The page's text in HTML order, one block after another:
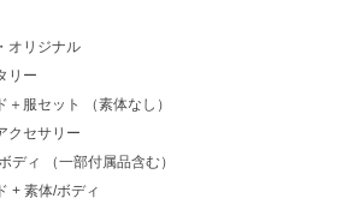
オリジナル
リー
＋服セット （素体なし）
クセサリー
ディ （一部付属品含む）
+ 素体/ボディ